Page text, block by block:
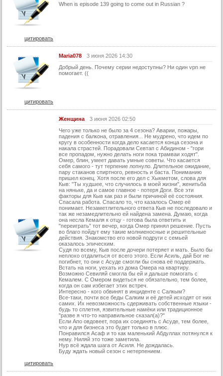
28 серия
28 серия (суб)
29 серия
2 сезон:
30 серия
35 серия
35 серия (суб)
36 серия
40 серия (суб)
When is episode 139 going to come out in Russian ?
цитировать
Maria078
3 июня 2026 14:30
Добрый день. Почему серии недоступны? Ни один vpn не
помогает. ((
цитировать
Женщина
3 июня 2026 02:50
Чего уже только не было за 4 сезона? Аварии, пожары,
падения с балкона, отравления... Не мудрено, что идем по
кругу в особенности когда дело касается конца сезона и
накала страстей. Порадовали Севтап с Абидином - "гори
все пропадом, нужно делать ноги пока трамваи ходят".
Омер, блин, умеет давать умные советы. Что касается
себя самого - тут терпение лопнуло. Длительное ожидание,
пару стаканов спиртного, ревность и баста. Пониманию
пришел конец. Хотя после его дел с Хыкметом, слова для
Кыв: "Ты худшее, что случилось в моей жизни", женитьба
на няньке, да и самое главное - потеря Доги. Все эти
факторы для Кыв как раз и были причиной её состояния.
Спасала работа. Спасало то, что казалось Омер её
понимает. Незаметлительного ответа Кыв не последовало и
так же незамедлительно ей найдена замена. Думаю, когда
она несла Кемаля к отцу - готова была ответить и
"переиграть" тот вечер, когда Омер принял решение. Пусть
во благо пойдут ему такие молниеносные и решительные
действия. Знакомство его новой подруги с семьей
оказалось эпическим.
Судя по всему, Кыв после дочери потеряет и мать. Было бы
неплохо отдалиться от всего этого. Если Асиль, дай Бог не
погибнет, то они с Асуде смогли бы снова её поддержать.
Встать на ноги, уехать из дома Омера на квартиру.
Возможно Севиляй смогла бы ей и дальше помогать с
Кемалем. С Омером видеться не обязательно, тем более,
когда он сам избегает этих встреч.
Интересно - кого обвинят в инциденте с Салкым?
Все-таки, почти все беды Салким и её детей исходят от них
самих. Их невозможность сдерживать собственные языки -
будь то сплетня, язвительные намёки или традиционное
"разве я что-то направильное сказал(а)?"
Если Апо овдовеет, пора их соединять с Асуде, тем более,
что и для бизнеса это будет только в плюс.
Понравился Асаф и то как маленький Абдуллах потянулся к
нему. Ниляй это тоже заметила.
Нур всё ждала шага от Асиля. Не дождалась.
Буду ждать новый сезон с нетерпением.
цитировать